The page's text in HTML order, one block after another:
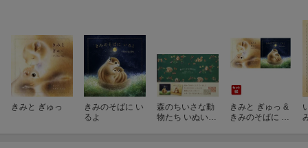
きみと ぎゅっ
きみのそばに い
るよ
森のちいさな動
物たち いぬいさ
きみと ぎゅっ &
きみのそばに い